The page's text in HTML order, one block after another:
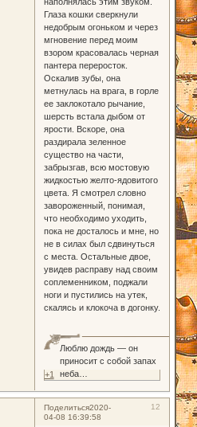
наполнялась этим звуком.
Глаза кошки сверкнули
недобрым огоньком и через
мгновение перед моим
взором красовалась черная
пантера переросток.
Оскалив зубы, она
метнулась на врага, в горле
ее заклокотало рычание,
шерсть встала дыбом от
ярости. Вскоре, она
раздирала зеленное
существо на части,
забрызгав, всю мостовую
жидкостью желто-ядовитого
цвета. Я смотрел словно
завороженный, понимая,
что необходимо уходить,
пока не досталось и мне, но
не в силах был сдвинуться
с места. Остальные двое,
увидев расправу над своим
соплеменником, поджали
ноги и пустились на утек,
скалясь и клокоча в догонку.
Люблю дождь — он
приносит с собой запах
неба…
+1
Поделиться 12
2020-
04-08 16:39:58